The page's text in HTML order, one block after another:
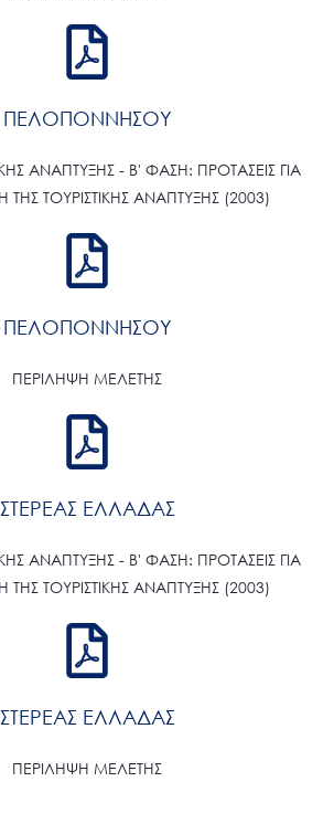
ΠΕΛΟΠΟΝΝΗΣΟΥ
ΑΝΑΠΤΥΞΗΣ - Β' ΦΑΣΗ: ΠΡΟΤΑΣΕΙΣ ΓΙΑ
ΤΗΣ ΤΟΥΡΙΣΤΙΚΗΣ ΑΝΑΠΤΥΞΗΣ (2003)
ΠΕΛΟΠΟΝΝΗΣΟΥ
ΠΕΡΙΛΗΨΗ ΜΕΛΕΤΗΣ
ΣΤΕΡΕΑΣ ΕΛΛΑΔΑΣ
ΑΝΑΠΤΥΞΗΣ - Β' ΦΑΣΗ: ΠΡΟΤΑΣΕΙΣ ΓΙΑ
ΤΗΣ ΤΟΥΡΙΣΤΙΚΗΣ ΑΝΑΠΤΥΞΗΣ (2003)
ΣΤΕΡΕΑΣ ΕΛΛΑΔΑΣ
ΠΕΡΙΛΗΨΗ ΜΕΛΕΤΗΣ